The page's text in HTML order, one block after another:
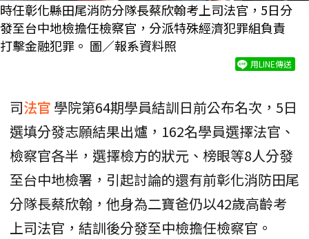
時任彰化縣田尾消防分隊長蔡欣翰考上司法官，5日分
發至台中地檢擔任檢察官，分派特殊經濟犯罪組負責
打擊金融犯罪。 圖／報系資料照
用LINE傳送
司法官 學院第64期學員結訓日前公布名次，5日
選填分發志願結果出爐，162名學員選擇法官、
檢察官各半，選擇檢方的狀元、榜眼等8人分發
至台中地檢署，引起討論的還有前彰化消防田尾
分隊長蔡欣翰，他身為二寶爸仍以42歲高齡考
上司法官，結訓後分發至中檢擔任檢察官。